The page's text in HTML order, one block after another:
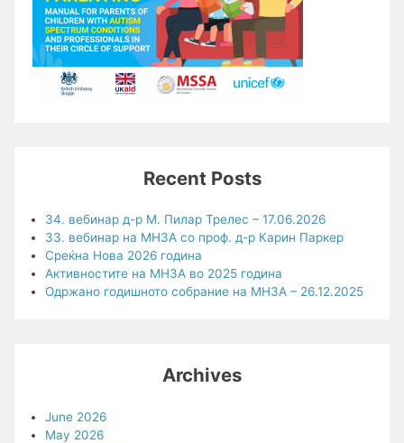
Recent Posts
34. вебинар д-р М. Пилар Трелес – 17.06.2026
33. вебинар на МНЗА со проф. д-р Карин Паркер
Среќна Нова 2026 година
Активностите на МНЗА во 2025 година
Одржано годишното собрание на МНЗА – 26.12.2025
Archives
June 2026
May 2026